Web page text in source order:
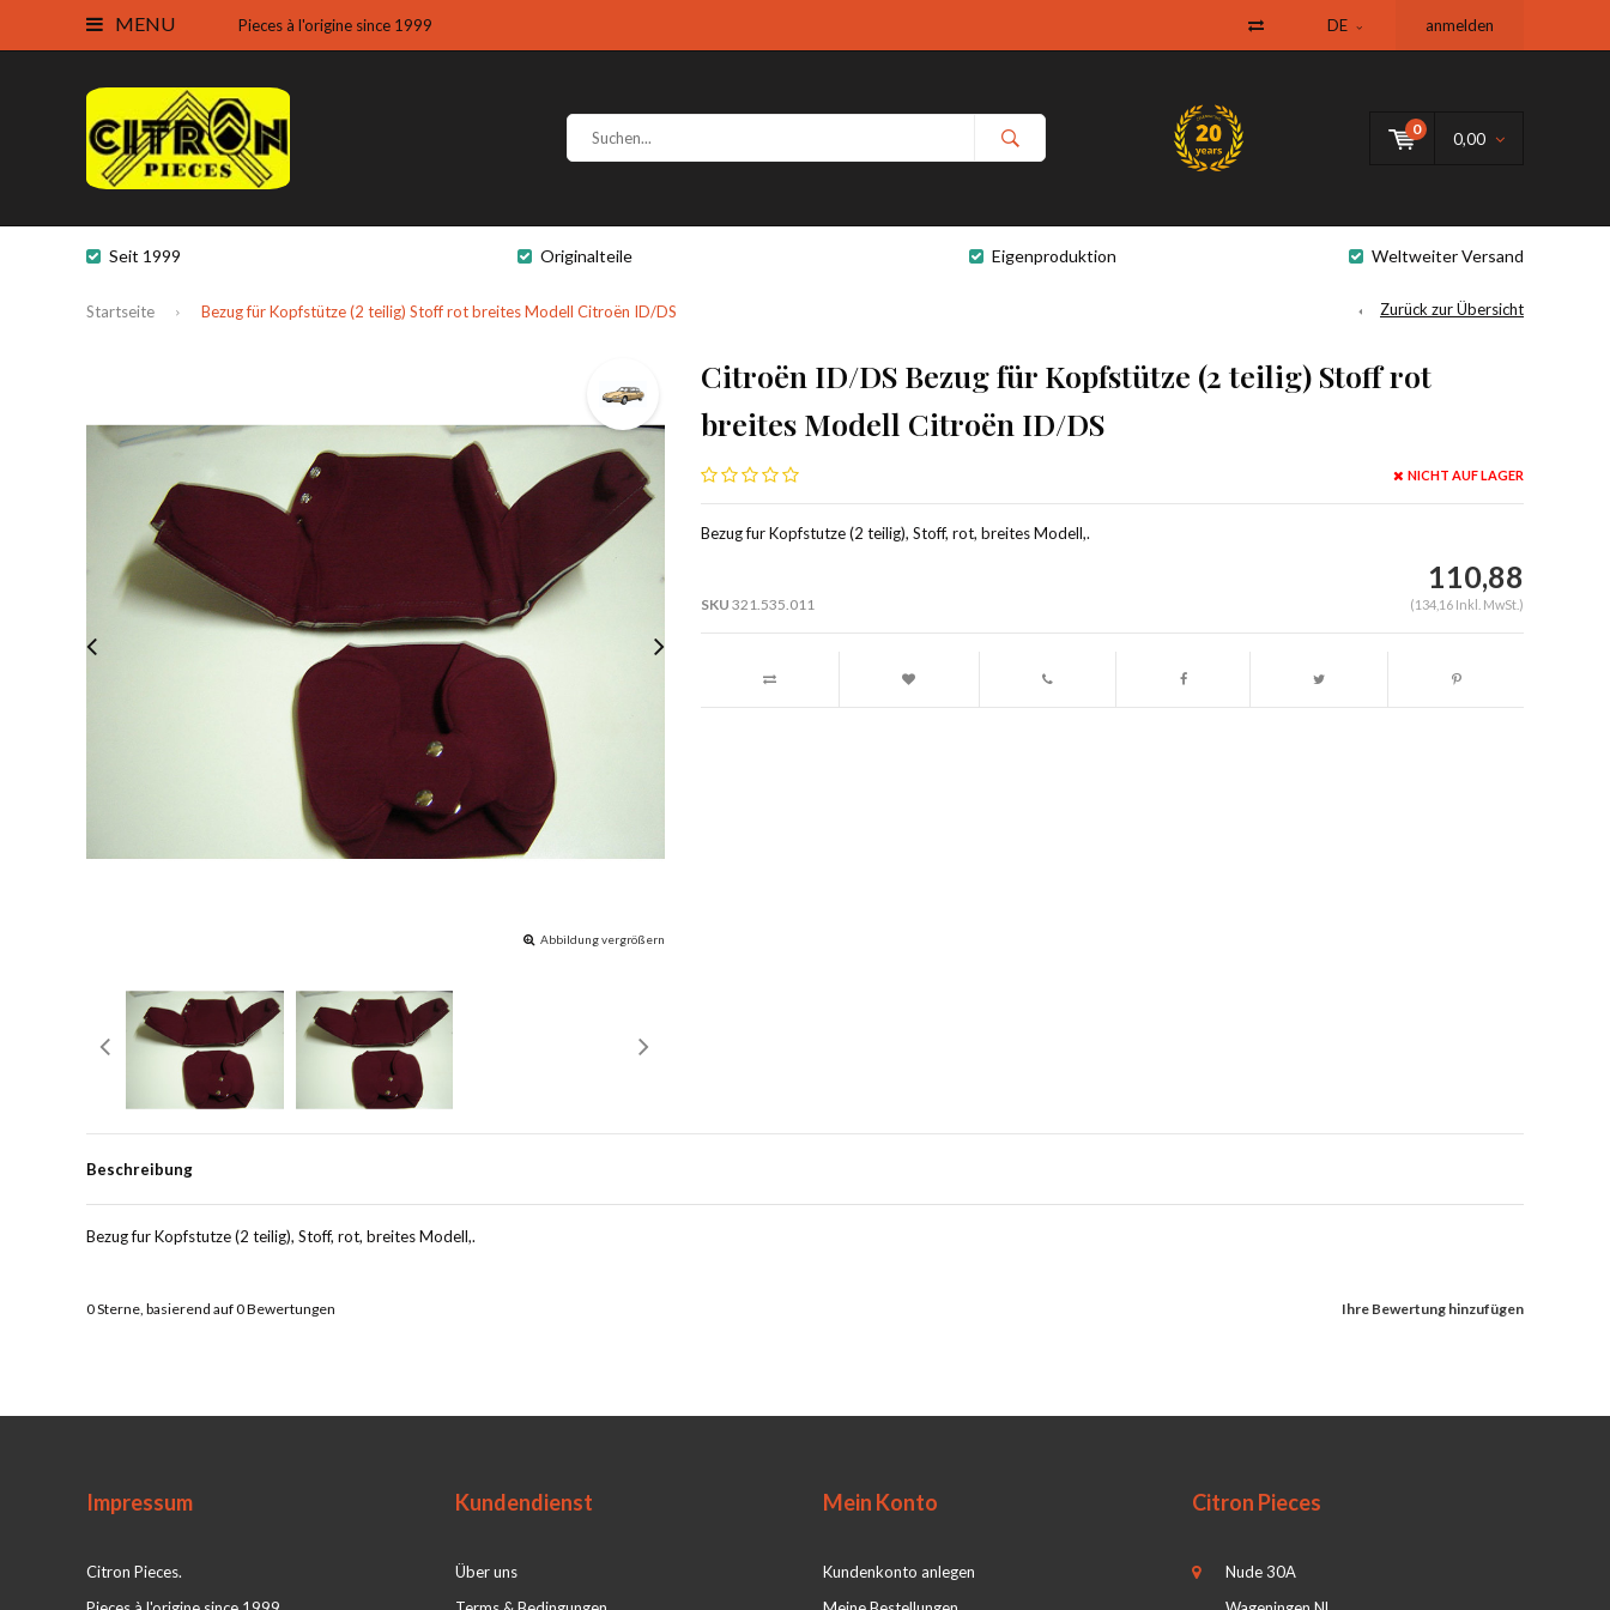
MENU Pieces à l'origine since 1999 DE anmelden
0
0,00
Seit 1999 Originalteile Eigenproduktion Weltweiter Versand
Startseite Bezug für Kopfstütze (2 teilig) Stoff rot breites Modell Citroën ID/DS Zurück zur Übersicht
Abbildung vergrößern
Citroën ID/DS Bezug für Kopfstütze (2 teilig) Stoff rot
breites Modell Citroën ID/DS
NICHT AUF LAGER
Bezug fur Kopfstutze (2 teilig), Stoff, rot, breites Modell,.
SKU 321.535.011
110,88
(134,16 Inkl. MwSt.)
Beschreibung
Bezug fur Kopfstutze (2 teilig), Stoff, rot, breites Modell,.
Ihre Bewertung hinzufügen
0Sterne, basierend auf0Bewertungen
Impressum
Citron Pieces.
Kundendienst
Über uns
Mein Konto
Kundenkonto anlegen
Citron Pieces
Nude 30A